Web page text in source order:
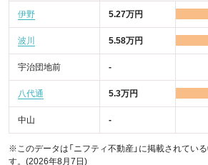
伊野 5.27万円
波川 5.58万円
宇治団地前 -
八代通 5.3万円
中山 -
※このデータは「ニフティ不動産」に掲載されてい
す。(2026年8月7日)